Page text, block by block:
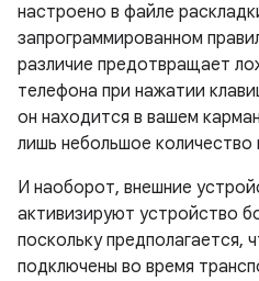
настроено в файле
запрограммированном
различие предотвращает
телефона при нажатии
он находится в вашем
лишь небольшое количество
И наоборот, внешние
активизируют устройство
поскольку предполагается,
подключены во время